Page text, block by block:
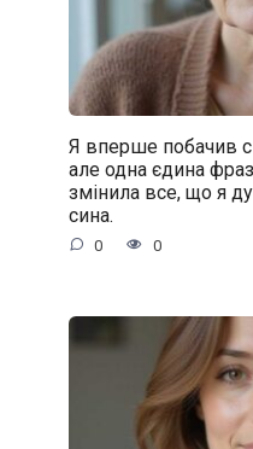
Я вперше побачив
але одна єдина
змінила все, що я
сина.
0 0